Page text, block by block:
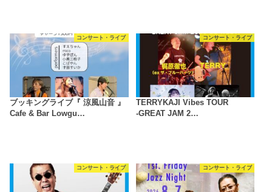
コンサート・ライブ
ブッキングライブ『 涼風山音 』
Cafe & Bar Lowgu…
コンサート・ライブ
TERRYKAJI Vibes TOUR
-GREAT JAM 2…
コンサート・ライブ コンサート・ライブ